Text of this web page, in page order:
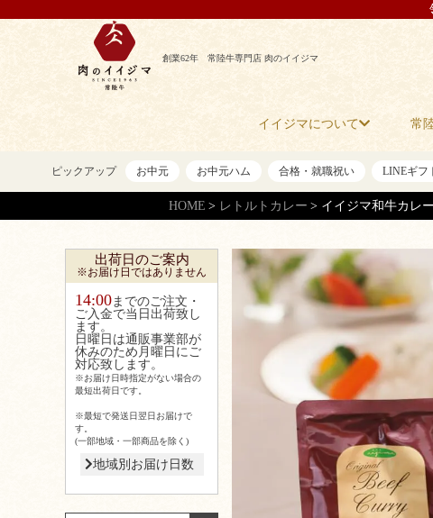
創業62年 常陸牛専門店 肉のイイジマ
イイジマについて 常
ピックアップ お中元 お中元ハム 合格・就職祝い LINEギフ
HOME レトルトカレー イイジマ和牛カレー
出荷日のご案内
※お届け日ではありません
14:00までのご注文・
ご入金で当日出荷致し
ます。
日曜日は通販事業部が
休みのため月曜日にご
対応致します。
※お届け日時指定がない場合の
最短出荷日です。
※最短で発送日翌日お届けで
す。
(一部地域・一部商品を除く)
地域別お届け日数